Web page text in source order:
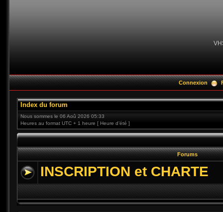
Connexion
Index du forum
Nous sommes le 06 Aoû 2026 05:33
Heures au format UTC + 1 heure [ Heure d’été ]
Forums
INSCRIPTION et CHARTE